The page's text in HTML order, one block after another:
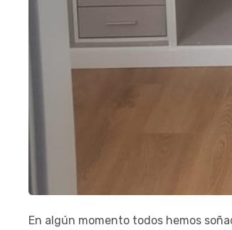
En algún momento todos hemos